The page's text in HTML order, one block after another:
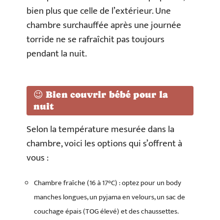
bien plus que celle de l’extérieur. Une
chambre surchauffée après une journée
torride ne se rafraîchit pas toujours
pendant la nuit.
😉 Bien couvrir bébé pour la
nuit
Selon la température mesurée dans la
chambre, voici les options qui s’offrent à
vous :
Chambre fraîche (16 à 17°C) : optez pour un body
manches longues, un pyjama en velours, un sac de
couchage épais (TOG élevé) et des chaussettes.